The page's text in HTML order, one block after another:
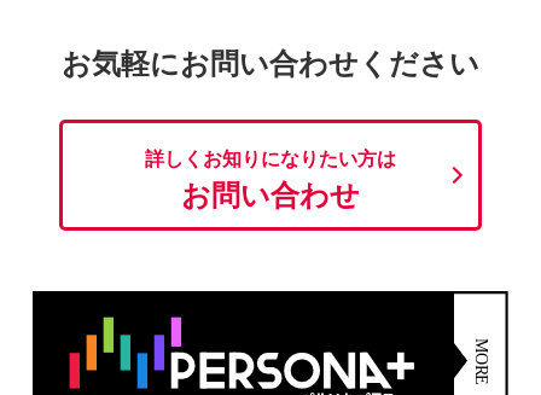
お気軽にお問い合わせください
詳しくお知りになりたい方は
お問い合わせ